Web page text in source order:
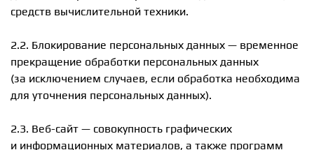
средств вычислительной техники.
2.2. Блокирование персональных данных — временное
прекращение обработки персональных данных
(за исключением случаев, если обработка необходима
для уточнения персональных данных).
2.3. Веб-сайт — совокупность графических
и информационных материалов, а также программ